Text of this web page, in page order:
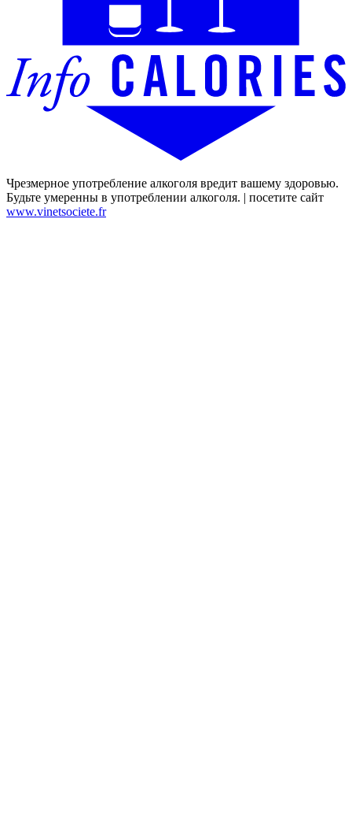
Чрезмерное употребление алкоголя вредит вашему здоровью.
Будьте умеренны в употреблении алкоголя. | посетите сайт
www.vinetsociete.fr